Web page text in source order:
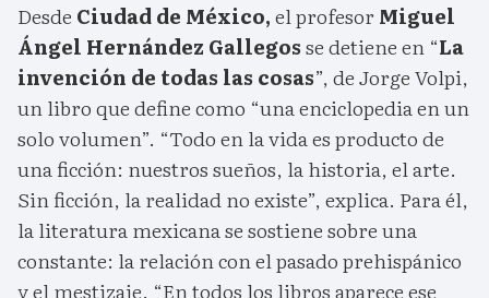
Desde Ciudad de México,el profesorMiguel
Ángel Hernández Gallegosse detiene en “La
invención de todas las cosas”, de Jorge Volpi,
un libro que define como “una enciclopedia en un
solo volumen”. “Todo en la vida es producto de
una ficción: nuestros sueños, la historia, el arte.
Sin ficción, la realidad no existe”, explica. Para él,
la literatura mexicana se sostiene sobre una
constante: la relación con el pasado prehispánico
y el mestizaje. “En todos los libros aparece ese